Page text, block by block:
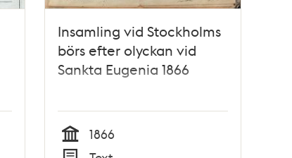
Insamling vid Stockholms
börs efter olyckan vid
Sankta Eugenia 1866
Tid
1866